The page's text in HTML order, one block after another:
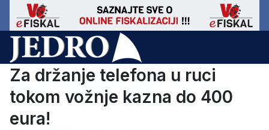
Za držanje telefona u ruci
tokom vožnje kazna do 400
eura!